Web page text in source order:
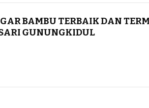
BAMBU TERBAIK DAN
GUNUNGKIDUL